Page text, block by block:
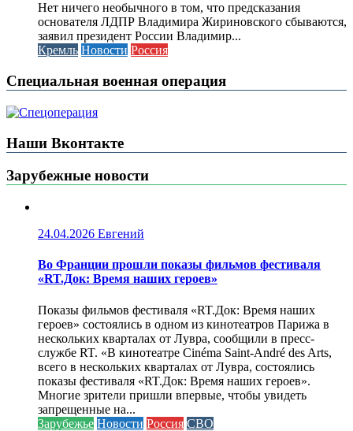
Нет ничего необычного в том, что предсказания
основателя ЛДПР Владимира Жириновского сбываются,
заявил президент России Владимир...
Кремль Новости Россия
Специальная военная операция
Наши Вконтакте
Зарубежные новости
24.04.2026 Евгений
Во Франции прошли показы фильмов фестиваля
«RT.Док: Время наших героев»
Показы фильмов фестиваля «RT.Док: Время наших
героев» состоялись в одном из кинотеатров Парижа в
нескольких кварталах от Лувра, сообщили в пресс-
службе RT. «В кинотеатре Cinéma Saint-André des Arts,
всего в нескольких кварталах от Лувра, состоялись
показы фестиваля «RT.Док: Время наших героев».
Многие зрители пришли впервые, чтобы увидеть
запрещенные на...
Зарубежье Новости Россия СВО